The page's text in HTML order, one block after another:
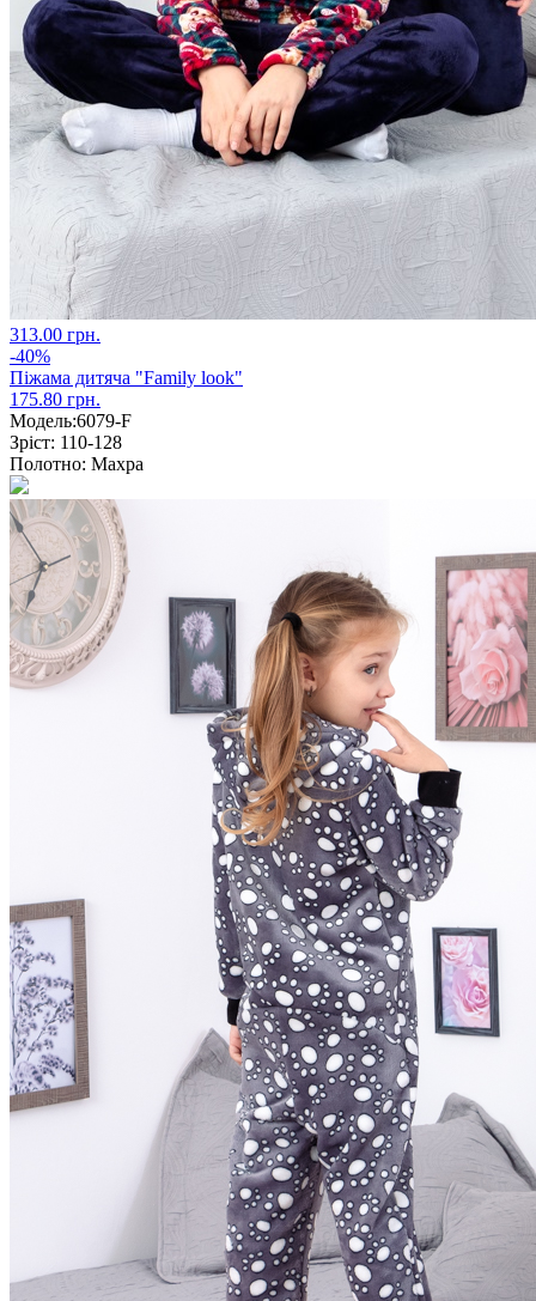
313.00 грн.
-40%
Піжама дитяча "Family look"
175.80 грн.
Модель:6079-F
Зріст: 110-128
Полотно: Махра